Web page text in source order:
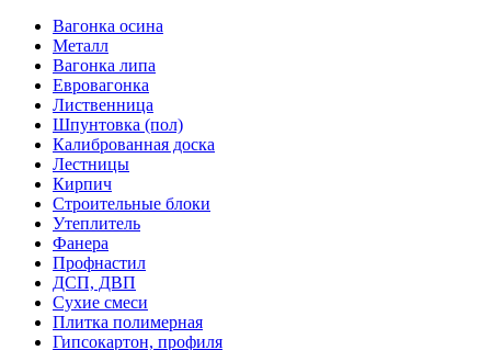
Вагонка осина
Металл
Вагонка липа
Евровагонка
Лиственница
Шпунтовка (пол)
Калиброванная доска
Лестницы
Кирпич
Строительные блоки
Утеплитель
Фанера
Профнастил
ДСП, ДВП
Сухие смеси
Плитка полимерная
Гипсокартон, профиля